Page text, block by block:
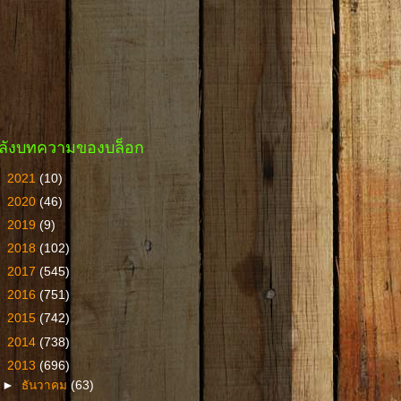
งบทความของบล็อก
2021 (10)
2020 (46)
2019 (9)
2018 (102)
2017 (545)
2016 (751)
2015 (742)
2014 (738)
2013 (696)
► ธันวาคม(63)